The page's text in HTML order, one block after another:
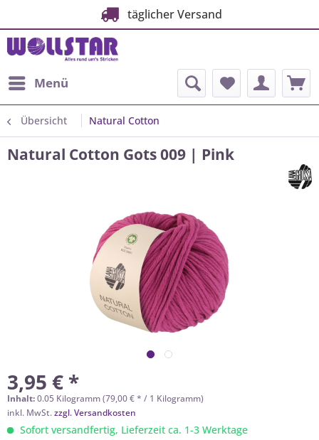
täglicher Versand
Menü
Übersicht Natural Cotton
Natural Cotton Gots 009 | Pink
3,95 € *
Inhalt:0.05 Kilogramm (79,00 € * / 1 Kilogramm)
inkl. MwSt.zzgl. Versandkosten
Sofort versandfertig, Lieferzeit ca. 1-3 Werktage